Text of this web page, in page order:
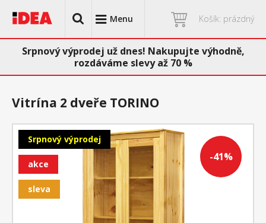
Menu Košík: prázdný
Srpnový výprodej už dnes! Nakupujte výhodně,
rozdáváme slevy až 70 %
-41%
Srpnový výprodej
akce
sleva
Vitrína 2 dveře TORINO